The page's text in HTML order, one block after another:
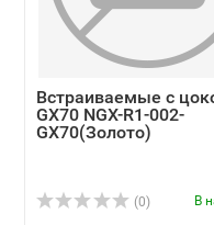
Встраиваемые с
GX70 NGX-R1-002-
GX70(Золото)
(0) В